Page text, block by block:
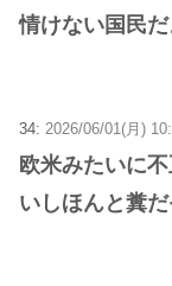
情けない国民だ
34: 2026/06/01(月)
欧米みたいに
いしほんと糞